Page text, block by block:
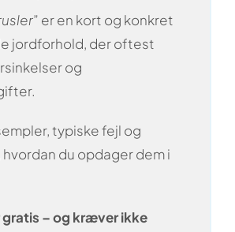
” er en kort og konkret
jordforhold, der oftest
og
typiske fejl og
du opdager dem i
gratis – og kræver ikke